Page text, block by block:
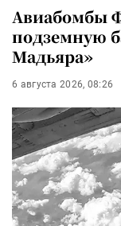
Авиабомбы
подземную
Мадьяра»
6 августа 2026, 08:26